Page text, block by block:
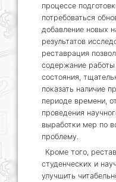
процессе
потребоваться
добавление новых
результатов
реставрация
содержание работы
состояния,
показать наличие
периоде времени,
проведения
выработки мер по
проблему.
Кроме того,
студенческих и
улучшить